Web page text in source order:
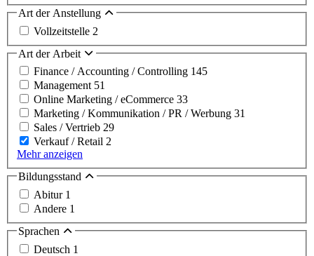
Art der Anstellung
Vollzeitstelle 2
Art der Arbeit
Finance / Accounting / Controlling 145
Management 51
Online Marketing / eCommerce 33
Marketing / Kommunikation / PR / Werbung 31
Sales / Vertrieb 29
Verkauf / Retail 2
Mehr anzeigen
Bildungsstand
Abitur 1
Andere 1
Sprachen
Deutsch 1